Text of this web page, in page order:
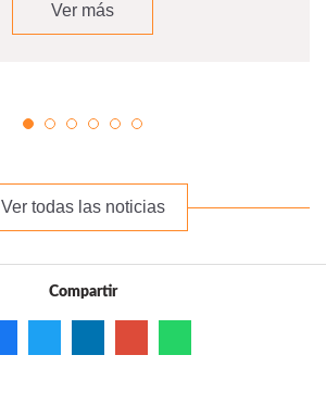
Ver más
Ver todas las noticias
Compartir